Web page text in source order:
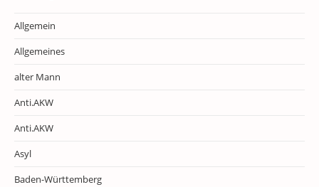
Allgemein
Allgemeines
alter Mann
Anti.AKW
Anti.AKW
Asyl
Baden-Württemberg